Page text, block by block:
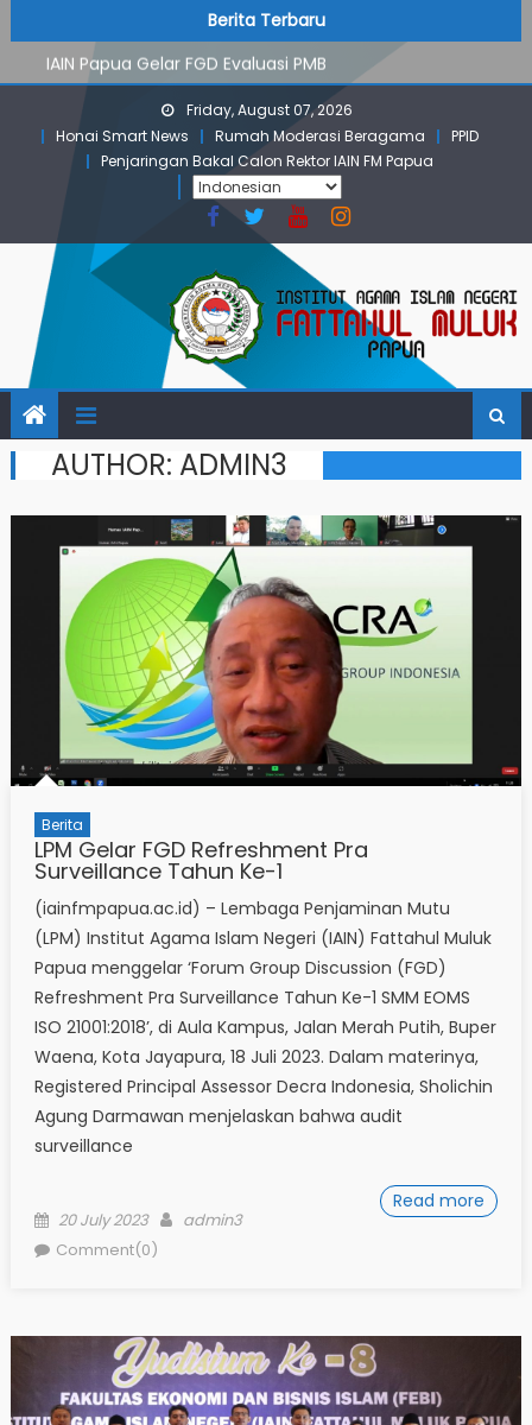
to
content
Berita Terbaru
IAIN Papua Gelar FGD Evaluasi PMB
KKN IAIN Papua: Kelompok Skow Sae Kolaborasi dengan
KKN UGM dan Uncen
Para Mahasiswa PGMI IAIN Papua Tembus Jurnal
Terindeks Google Scholar
Pembekalan KKN: Bangun Komunikasi Aktif dengan
Masyarakat
PMB Jalur Mandiri: Peserta Ujian Dari Lanny Jaya Hingga
Maluku
Friday, August 07, 2026
Honai Smart News
Rumah Moderasi Beragama
PPID
Penjaringan Bakal Calon Rektor IAIN FM Papua
AUTHOR: ADMIN3
Berita
LPM Gelar FGD Refreshment Pra
Surveillance Tahun Ke-1
(iainfmpapua.ac.id) – Lembaga Penjaminan Mutu
(LPM) Institut Agama Islam Negeri (IAIN) Fattahul Muluk
Papua menggelar ‘Forum Group Discussion (FGD)
Refreshment Pra Surveillance Tahun Ke-1 SMM EOMS
ISO 21001:2018’, di Aula Kampus, Jalan Merah Putih, Buper
Waena, Kota Jayapura, 18 Juli 2023. Dalam materinya,
Registered Principal Assessor Decra Indonesia, Sholichin
Agung Darmawan menjelaskan bahwa audit
surveillance
Read more
Posted
on
20 July 2023 Author
admin3
Comment(0)